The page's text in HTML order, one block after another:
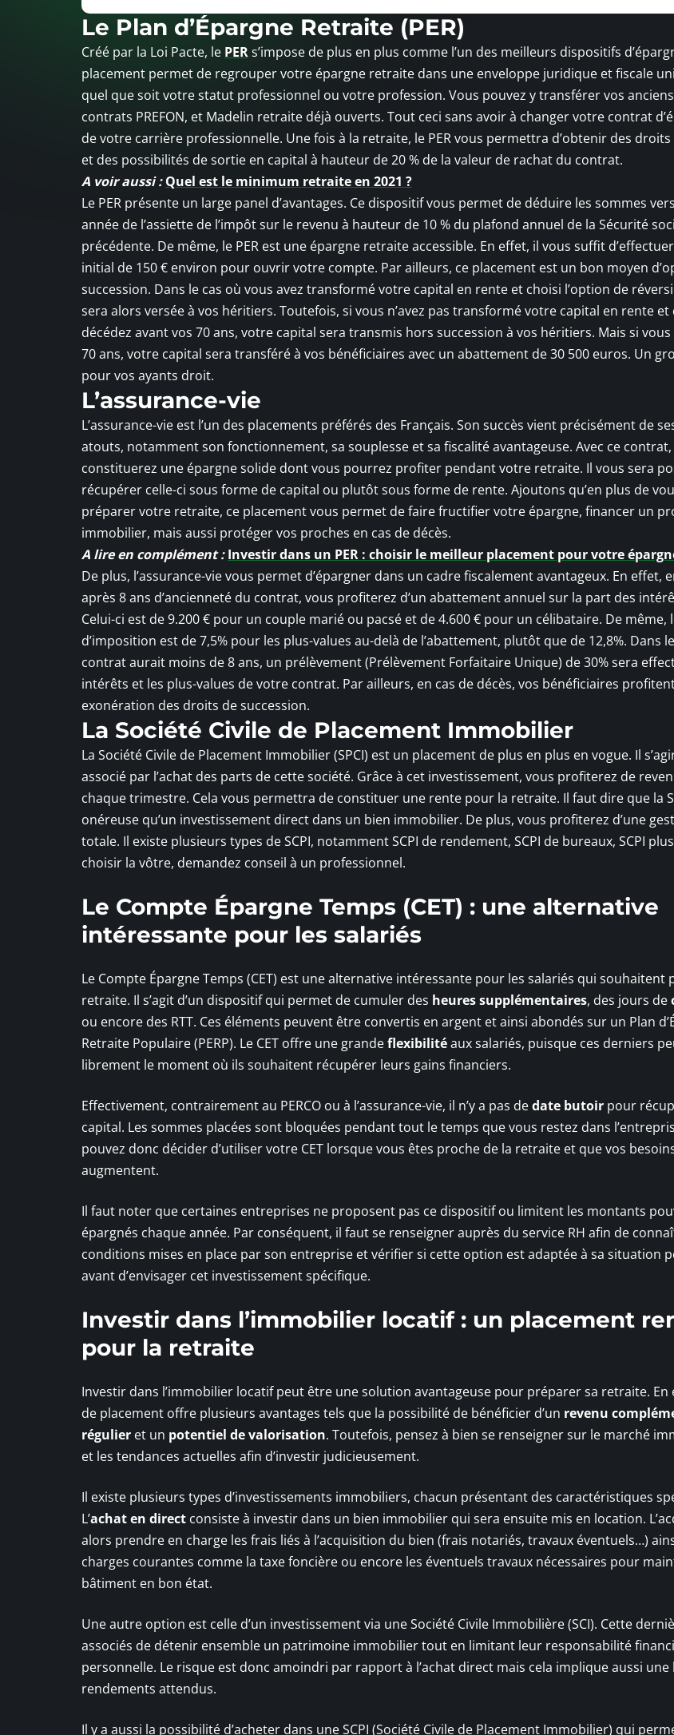
Le Plan d’Épargne Retraite (PER)
Créé par la Loi Pacte, le PERs’impose de plus en plus comme l’un des meilleurs dispositifs
placement permet de regrouper votre épargne retraite dans une enveloppe juridique et fiscale
quel que soit votre statut professionnel ou votre profession. Vous pouvez y transférer vos anciens
contrats PREFON, et Madelin retraite déjà ouverts. Tout ceci sans avoir à changer votre contrat
de votre carrière professionnelle. Une fois à la retraite, le PER vous permettra d’obtenir des
et des possibilités de sortie en capital à hauteur de 20 % de la valeur de rachat du contrat.
A voir aussi : Quel est le minimum retraite en 2021 ?
Le PER présente un large panel d’avantages. Ce dispositif vous permet de déduire les sommes
année de l’assiette de l’impôt sur le revenu à hauteur de 10 % du plafond annuel de la Sécurité
précédente. De même, le PER est une épargne retraite accessible. En effet, il vous suffit
initial de 150 € environ pour ouvrir votre compte. Par ailleurs, ce placement est un bon moyen
succession. Dans le cas où vous avez transformé votre capital en rente et choisi l’option de
sera alors versée à vos héritiers. Toutefois, si vous n’avez pas transformé votre capital en rente et
décédez avant vos 70 ans, votre capital sera transmis hors succession à vos héritiers. Mais si
70 ans, votre capital sera transféré à vos bénéficiaires avec un abattement de 30 500 euros. Un
pour vos ayants droit.
L’assurance-vie
L’assurance-vie est l’un des placements préférés des Français. Son succès vient précisément de
atouts, notamment son fonctionnement, sa souplesse et sa fiscalité avantageuse. Avec ce
constituerez une épargne solide dont vous pourrez profiter pendant votre retraite. Il vous sera
récupérer celle-ci sous forme de capital ou plutôt sous forme de rente. Ajoutons qu’en plus de
préparer votre retraite, ce placement vous permet de faire fructifier votre épargne, financer un
immobilier, mais aussi protéger vos proches en cas de décès.
A lire en complément : Investir dans un PER : choisir le meilleur placement pour votre
De plus, l’assurance-vie vous permet d’épargner dans un cadre fiscalement avantageux. En effet,
après 8 ans d’ancienneté du contrat, vous profiterez d’un abattement annuel sur la part des
Celui-ci est de 9.200 € pour un couple marié ou pacsé et de 4.600 € pour un célibataire. De même,
d’imposition est de 7,5% pour les plus-values au-delà de l’abattement, plutôt que de 12,8%. Dans
contrat aurait moins de 8 ans, un prélèvement (Prélèvement Forfaitaire Unique) de 30% sera
intérêts et les plus-values de votre contrat. Par ailleurs, en cas de décès, vos bénéficiaires
exonération des droits de succession.
La Société Civile de Placement Immobilier
La Société Civile de Placement Immobilier (SPCI) est un placement de plus en plus en vogue. Il
associé par l’achat des parts de cette société. Grâce à cet investissement, vous profiterez de
chaque trimestre. Cela vous permettra de constituer une rente pour la retraite. Il faut dire que la
onéreuse qu’un investissement direct dans un bien immobilier. De plus, vous profiterez d’une
totale. Il existe plusieurs types de SCPI, notamment SCPI de rendement, SCPI de bureaux, SCPI
choisir la vôtre, demandez conseil à un professionnel.
Le Compte Épargne Temps (CET) : une alternative
intéressante pour les salariés
Le Compte Épargne Temps (CET) est une alternative intéressante pour les salariés qui souhaitent
retraite. Il s’agit d’un dispositif qui permet de cumuler des heures supplémentaires, des jours de
ou encore des RTT. Ces éléments peuvent être convertis en argent et ainsi abondés sur un Plan
Retraite Populaire (PERP). Le CET offre une grandeflexibilitéaux salariés, puisque ces derniers
librement le moment où ils souhaitent récupérer leurs gains financiers.
Effectivement, contrairement au PERCO ou à l’assurance-vie, il n’y a pas dedate butoir pour
capital. Les sommes placées sont bloquées pendant tout le temps que vous restez dans
pouvez donc décider d’utiliser votre CET lorsque vous êtes proche de la retraite et que vos
augmentent.
Il faut noter que certaines entreprises ne proposent pas ce dispositif ou limitent les montants
épargnés chaque année. Par conséquent, il faut se renseigner auprès du service RH afin de
conditions mises en place par son entreprise et vérifier si cette option est adaptée à sa situation
avant d’envisager cet investissement spécifique.
Investir dans l’immobilier locatif : un placement
pour la retraite
Investir dans l’immobilier locatif peut être une solution avantageuse pour préparer sa retraite. En
de placement offre plusieurs avantages tels que la possibilité de bénéficier d’un revenu
régulier et un potentiel de valorisation. Toutefois, pensez à bien se renseigner sur le marché
et les tendances actuelles afin d’investir judicieusement.
Il existe plusieurs types d’investissements immobiliers, chacun présentant des caractéristiques
L’achat en direct consiste à investir dans un bien immobilier qui sera ensuite mis en location.
alors prendre en charge les frais liés à l’acquisition du bien (frais notariés, travaux éventuels…)
charges courantes comme la taxe foncière ou encore les éventuels travaux nécessaires pour
bâtiment en bon état.
Une autre option est celle d’un investissement via une Société Civile Immobilière (SCI). Cette
associés de détenir ensemble un patrimoine immobilier tout en limitant leur responsabilité
personnelle. Le risque est donc amoindri par rapport à l’achat direct mais cela implique aussi
rendements attendus.
Il y a aussi la possibilité d’acheter dans une SCPI (Société Civile de Placement Immobilier) qui